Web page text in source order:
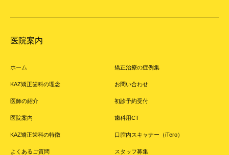
医院案内
ホーム
KAZ矯正歯科の理念
医師の紹介
医院案内
KAZ矯正歯科の特徴
よくあるご質問
矯正治療の症例集
お問い合わせ
初診予約受付
歯科用CT
口腔内スキャナー（iTero）
スタッフ募集